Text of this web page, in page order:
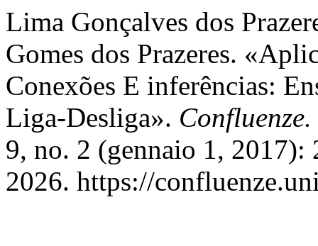
Lima Gonçalves dos
Gomes dos Prazeres.
Conexões E inferências:
Liga-Desliga».
9, no. 2 (gennaio 1, 2017):
2026. https://